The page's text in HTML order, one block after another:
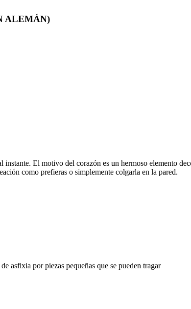
ALEMÁN)
El motivo del corazón es un hermoso elemento
como prefieras o simplemente colgarla en la pared.
asfixia por piezas pequeñas que se pueden tragar